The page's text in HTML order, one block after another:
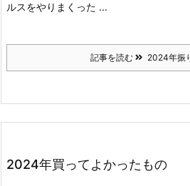
ルスをやりまくった ...
記事を読む 2024年振
2024年買ってよかったもの